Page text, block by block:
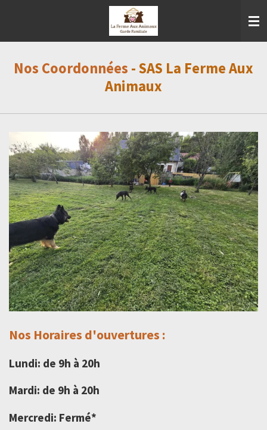
Nos Coordonnées - SAS La Ferme Aux
Animaux
Nos Horaires d'ouvertures :
Lundi: de 9h à 20h
Mardi: de 9h à 20h
Mercredi: Fermé*